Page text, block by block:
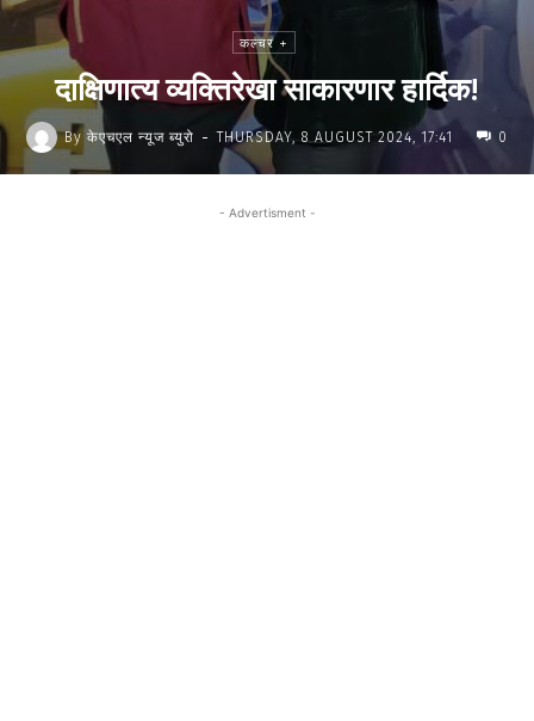
कल्चर +
दाक्षिणात्य व्यक्तिरेखा साकारणार हार्दिक!
By केएचएल न्यूज ब्युरो - THURSDAY, 8 AUGUST 2024, 17:41 0
- Advertisment -